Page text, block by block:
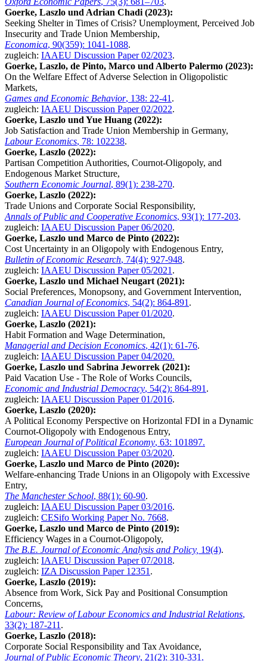
Goerke, Laszlo und Adrian Chadi (2023):
Seeking Shelter in Times of Crisis? Unemployment, Perceived Job
Insecurity and Trade Union Membership,
Economica, 90(359): 1041-1088.
zugleich: IAAEU Discussion Paper 02/2023.
Goerke, Laszlo, de Pinto, Marco und Alberto Palermo (2023):
On the Welfare Effect of Adverse Selection in Oligopolistic
Markets,
Games and Economic Behavior, 138: 22-41 .
zugleich: IAAEU Discussion Paper 02/2022.
Goerke, Laszlo und Yue Huang (2022):
Job Satisfaction and Trade Union Membership in Germany,
Labour Economics, 78: 102238.
Goerke, Laszlo (2022):
Partisan Competition Authorities, Cournot-Oligopoly, and
Endogenous Market Structure,
Southern Economic Journal, 89(1): 238-270.
Goerke, Laszlo (2022):
Trade Unions and Corporate Social Responsibility,
Annals of Public and Cooperative Economics, 93(1): 177-203.
zugleich: IAAEU Discussion Paper 06/2020.
Goerke, Laszlo und Marco de Pinto (2022):
Cost Uncertainty in an Oligopoly with Endogenous Entry,
Bulletin of Economic Research, 74(4): 927-948.
zugleich: IAAEU Discussion Paper 05/2021 .
Goerke, Laszlo und Michael Neugart (2021):
Social Preferences, Monopsony, and Government Intervention,
Canadian Journal of Economics, 54(2): 864-891 .
zugleich: IAAEU Discussion Paper 01/2020.
Goerke, Laszlo (2021):
Habit Formation and Wage Determination,
Managerial and Decision Economics, 42(1): 61-76.
zugleich: IAAEU Discussion Paper 04/2020.
Goerke, Laszlo und Sabrina Jeworrek (2021):
Paid Vacation Use - The Role of Works Councils,
Economic and Industrial Democracy, 54(2): 864-891 .
zugleich: IAAEU Discussion Paper 01/2016.
Goerke, Laszlo (2020):
A Political Economy Perspective on Horizontal FDI in a Dynamic
Cournot-Oligopoly with Endogenous Entry,
European Journal of Political Economy, 63: 101897.
zugleich: IAAEU Discussion Paper 03/2020.
Goerke, Laszlo und Marco de Pinto (2020):
Welfare-enhancing Trade Unions in an Oligopoly with Excessive
Entry,
The Manchester School, 88(1): 60-90.
zugleich: IAAEU Discussion Paper 03/2016.
zugleich: CESifo Working Paper No. 7668.
Goerke, Laszlo und Marco de Pinto (2019):
Efficiency Wages in a Cournot-Oligopoly,
The B.E. Journal of Economic Analysis and Policy, 19(4).
zugleich: IAAEU Discussion Paper 07/2018.
zugleich: IZA Discussion Paper 12351 .
Goerke, Laszlo (2019):
Absence from Work, Sick Pay and Positional Consumption
Concerns,
Labour: Review of Labour Economics and Industrial Relations,
33(2): 187-211 .
Goerke, Laszlo (2018):
Corporate Social Responsibility and Tax Avoidance,
Journal of Public Economic Theory, 21(2): 310-331.